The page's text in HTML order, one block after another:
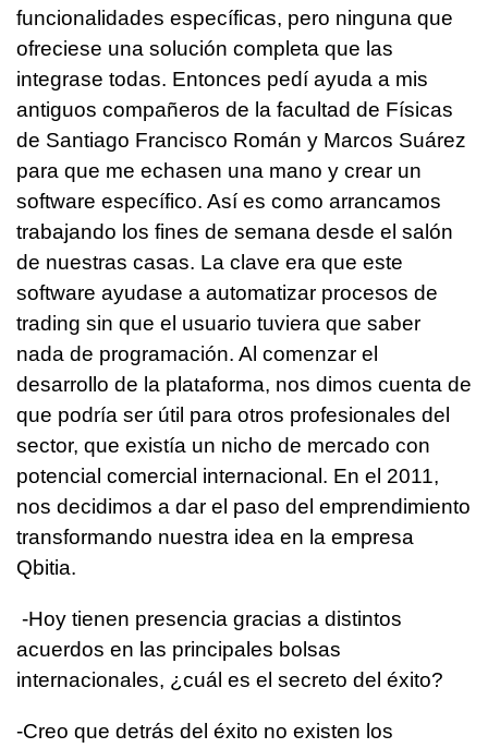
funcionalidades específicas, pero ninguna que
ofreciese una solución completa que las
integrase todas. Entonces pedí ayuda a mis
antiguos compañeros de la facultad de Físicas
de Santiago Francisco Román y Marcos Suárez
para que me echasen una mano y crear un
software específico. Así es como arrancamos
trabajando los fines de semana desde el salón
de nuestras casas. La clave era que este
software ayudase a automatizar procesos de
trading sin que el usuario tuviera que saber
nada de programación. Al comenzar el
desarrollo de la plataforma, nos dimos cuenta de
que podría ser útil para otros profesionales del
sector, que existía un nicho de mercado con
potencial comercial internacional. En el 2011,
nos decidimos a dar el paso del emprendimiento
transformando nuestra idea en la empresa
Qbitia.
-Hoy tienen presencia gracias a distintos
acuerdos en las principales bolsas
internacionales, ¿cuál es el secreto del éxito?
-Creo que detrás del éxito no existen los